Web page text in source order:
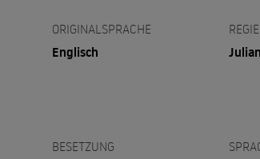
ORIGINALSPRACHE
Englisch
REGIE
BESETZUNG